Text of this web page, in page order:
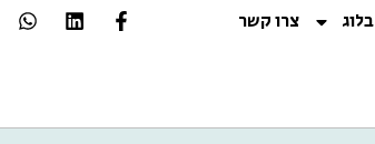
בלוג צרו קשר